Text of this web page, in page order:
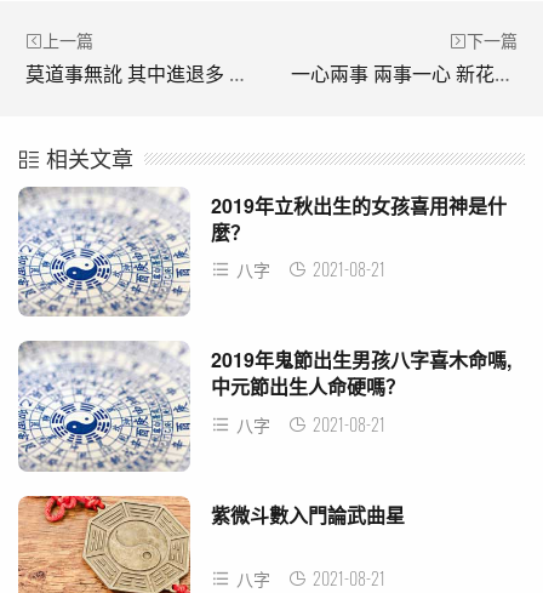
上一篇
莫道事無訛 其中進退多 桂輪圓又缺 光彩更揩磨是什麼意思？
下一篇
一心兩事 兩事一心 新花枯樹 直待交春是什麼意思？
相关文章
2019年立秋出生的女孩喜用神是什
麼？
八字 2021-08-21
2019年鬼節出生男孩八字喜木命嗎,
中元節出生人命硬嗎？
八字 2021-08-21
紫微斗數入門論武曲星
八字 2021-08-21